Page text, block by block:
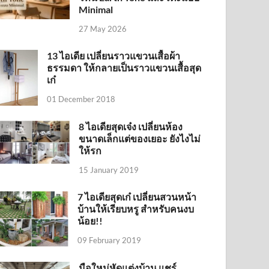
Minimal
27 May 2026
13 ไอเดีย เปลี่ยนราวแขวนเสื้อผ้า
ธรรมดา ให้กลายเป็นราวแขวนเสื้อสุด
เก๋
01 December 2018
8 ไอเดียสุดเจ๋ง เปลี่ยนห้อง
ขนาดเล็กแต่ของเยอะ ยังไงไม่
ให้รก
15 January 2019
7 ไอเดียสุดเก๋ เปลี่ยนสวนหน้า
บ้านให้เรียบหรู สำหรับคนงบ
น้อย!!
09 February 2019